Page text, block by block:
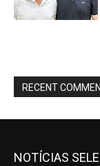
RECENT
NOTÍCIAS